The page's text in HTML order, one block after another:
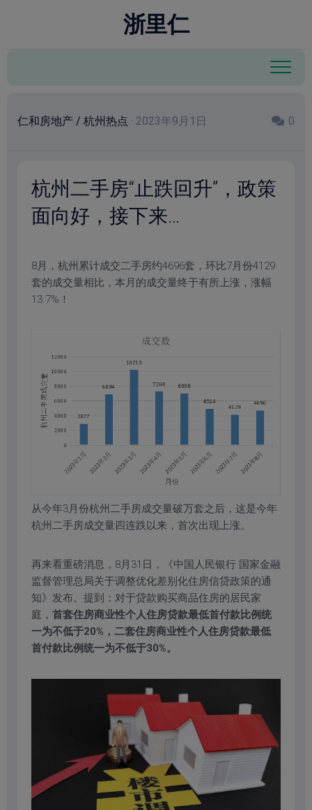
浙里仁
仁和房地产 / 杭州热点 · 2023年9月1日 0
杭州二手房“止跌回升”，政策
面向好，接下来…
8月，杭州累计成交二手房约4696套，环比7月份4129
套的成交量相比，本月的成交量终于有所上涨，涨幅
13.7%！
从今年3月份杭州二手房成交量破万套之后，这是今年
杭州二手房成交量四连跌以来，首次出现上涨。
再来看重磅消息，8月31日，《中国人民银行 国家金融
监督管理总局关于调整优化差别化住房信贷政策的通
知》发布。提到：对于贷款购买商品住房的居民家
庭， 首套住房商业性个人住房贷款最低首付款比例统
一为不低于20%，二套住房商业性个人住房贷款最低
首付款比例统一为不低于30%。